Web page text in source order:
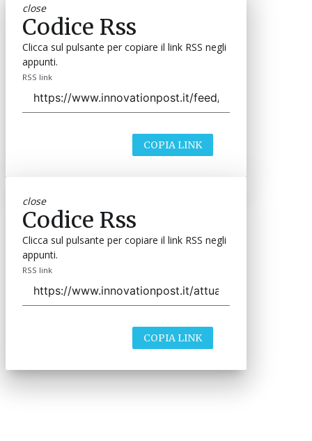
close
Codice Rss
Clicca sul pulsante per copiare il link RSS negli
appunti.
RSS link
COPIA LINK
close
Codice Rss
Clicca sul pulsante per copiare il link RSS negli
appunti.
RSS link
COPIA LINK